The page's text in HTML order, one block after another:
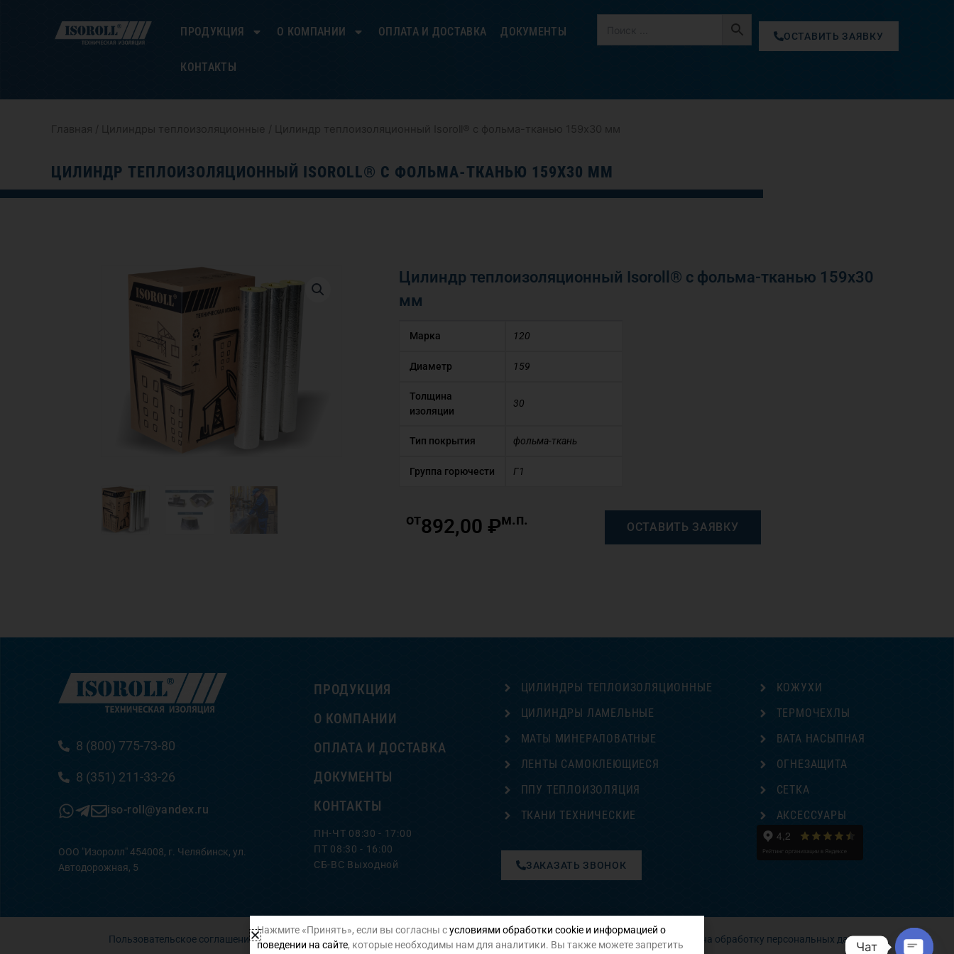
ПРОДУКЦИЯ О КОМПАНИИ ОПЛАТА И ДОСТАВКА ДОКУМЕНТЫ
КОНТАКТЫ
ОСТАВИТЬ ЗАЯВКУ
Главная / Цилиндры теплоизоляционные / Цилиндр теплоизоляционный Isoroll® с фольма-тканью 159х30 мм
ЦИЛИНДР ТЕПЛОИЗОЛЯЦИОННЫЙ ISOROLL® С ФОЛЬМА-ТКАНЬЮ 159Х30 ММ
Цилиндр теплоизоляционный Isoroll® с фольма-тканью 159х30
мм
Марка 120
Диаметр 159
Толщина
изоляции
30
Тип покрытия фольма-ткань
Группа горючести Г1
от892,00 ₽м.п. ОСТАВИТЬ ЗАЯВКУ
8 (800) 775-73-80
8 (351) 211-33-26
iso-roll@yandex.ru
ООО "Изоролл" 454008, г. Челябинск, ул.
Автодорожная, 5
ПРОДУКЦИЯ
О КОМПАНИИ
ОПЛАТА И ДОСТАВКА
ДОКУМЕНТЫ
КОНТАКТЫ
ПН-ЧТ 08:30 - 17:00
ПТ 08:30 - 16:00
СБ-ВС Выходной
ЦИЛИНДРЫ ТЕПЛОИЗОЛЯЦИОННЫЕ
ЦИЛИНДРЫ ЛАМЕЛЬНЫЕ
МАТЫ МИНЕРАЛОВАТНЫЕ
ЛЕНТЫ САМОКЛЕЮЩИЕСЯ
ППУ ТЕПЛОИЗОЛЯЦИЯ
ТКАНИ ТЕХНИЧЕСКИЕ
ЗАКАЗАТЬ ЗВОНОК
КОЖУХИ
ТЕРМОЧЕХЛЫ
ВАТА НАСЫПНАЯ
ОГНЕЗАЩИТА
СЕТКА
АКСЕССУАРЫ
Пользовательское соглашение Политика конфиденциальности Согласие на обработку персональных данных
Нажмите «Принять», если вы согласны сусловиями обработки cookie и информацией о
поведении на сайте, которые необходимы нам для аналитики. Вы также можете запретить
Чат